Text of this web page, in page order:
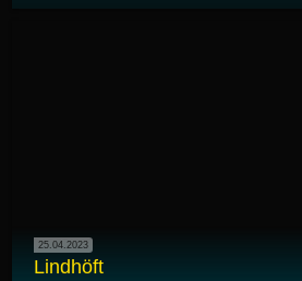
25.04.2023
Lindhöft